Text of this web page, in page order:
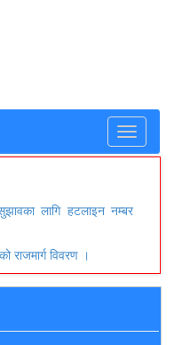
Toggle
लागि हटलाइन नम्बर
विवरण ।